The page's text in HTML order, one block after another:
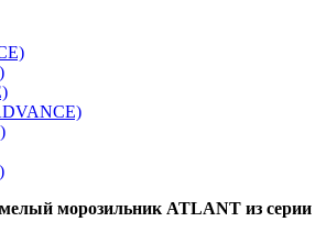
морозильник ATLANT из серии